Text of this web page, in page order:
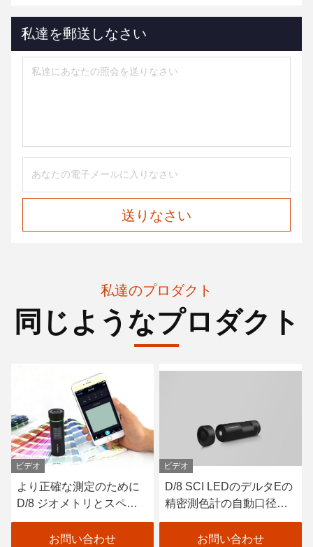
私達を郵送しなさい
送りなさい
私達のプロダクト
同じようなプロダクト
ビデオ
より正確な測定のために
D/8 ジオメトリとスペク
トルセンサーを搭載した
カラーメーターPro
お問い合わせ
ビデオ
D/8 SCI LEDのデルタEの
精密測色計の自動口径測
定 ペンキ色の検光子
お問い合わせ